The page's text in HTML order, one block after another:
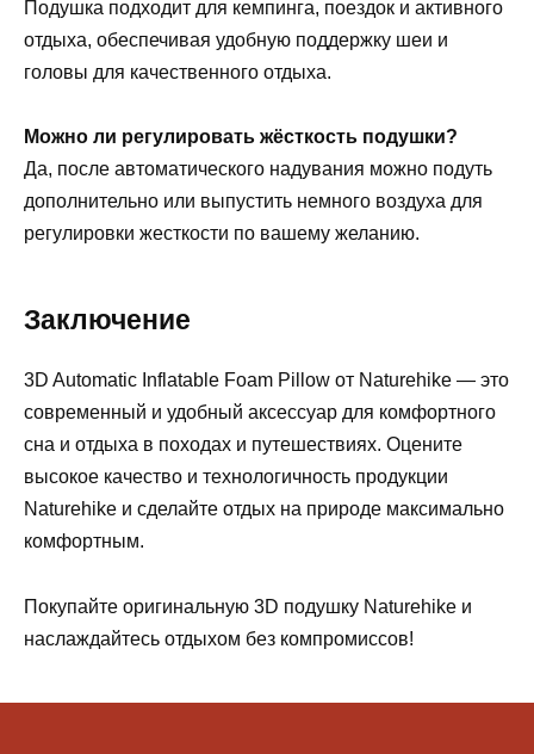
Подушка подходит для кемпинга, поездок и активного
отдыха, обеспечивая удобную поддержку шеи и
головы для качественного отдыха.
Можно ли регулировать жёсткость подушки?
Да, после автоматического надувания можно подуть
дополнительно или выпустить немного воздуха для
регулировки жесткости по вашему желанию.
Заключение
3D Automatic Inflatable Foam Pillow от Naturehike — это
современный и удобный аксессуар для комфортного
сна и отдыха в походах и путешествиях. Оцените
высокое качество и технологичность продукции
Naturehike и сделайте отдых на природе максимально
комфортным.
Покупайте оригинальную 3D подушку Naturehike и
наслаждайтесь отдыхом без компромиссов!